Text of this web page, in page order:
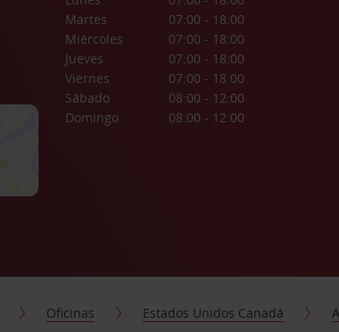
Martes
07:00 - 18:00
Miércoles
07:00 - 18:00
Jueves
07:00 - 18:00
Viernes
07:00 - 18:00
Sábado
08:00 - 12:00
Domingo
08:00 - 12:00
Oficinas Estados Unidos Canadá